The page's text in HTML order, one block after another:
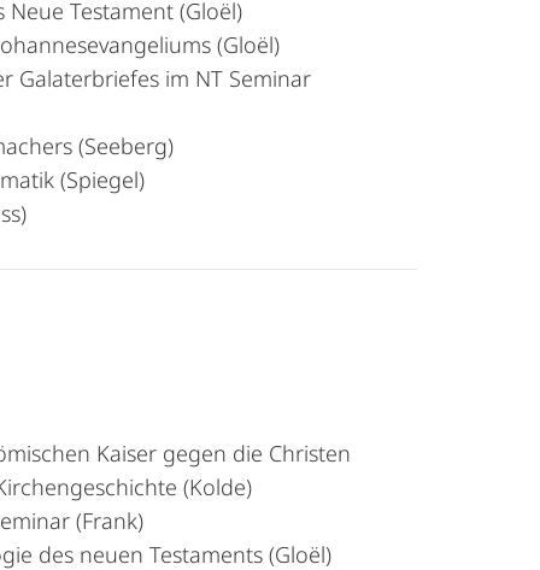
Testament (Gloël)
(Gloël)
Galaterbriefes im NT Seminar
(Seeberg)
(Spiegel)
Kaiser gegen die Christen
(Kolde)
(Frank)
des neuen Testaments (Gloël)